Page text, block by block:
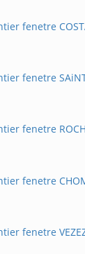
fenetre
fenetre
fenetre
fenetre
fenetre